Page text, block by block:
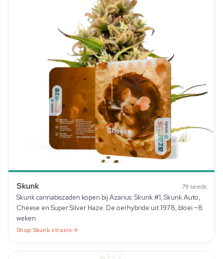
Skunk 79 seeds
Skunk cannabiszaden kopen bij Azarius: Skunk #1, Skunk Auto,
Cheese en Super Silver Haze. De oerhybride uit 1978, bloei ~8
weken.
Shop Skunk strains